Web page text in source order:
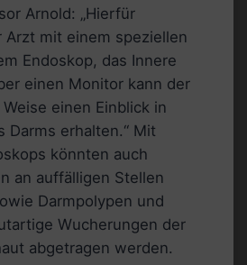
Arnold: „Hierfür
Arzt mit einem speziellen
Endoskop, das Innere
einen Monitor kann der
einen Einblick in
Darms erhalten.“ Mit
könnten auch
an auffälligen Stellen
Darmpolypen und
Wucherungen der
abgetragen werden.